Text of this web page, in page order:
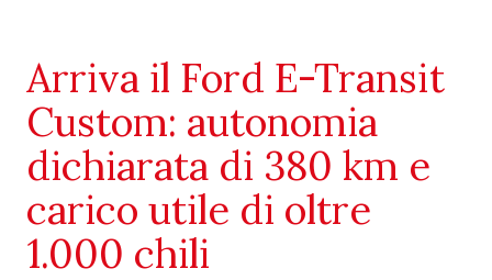
Arriva il Ford E-Transit
Custom: autonomia
dichiarata di 380 km e
carico utile di oltre
1.000 chili